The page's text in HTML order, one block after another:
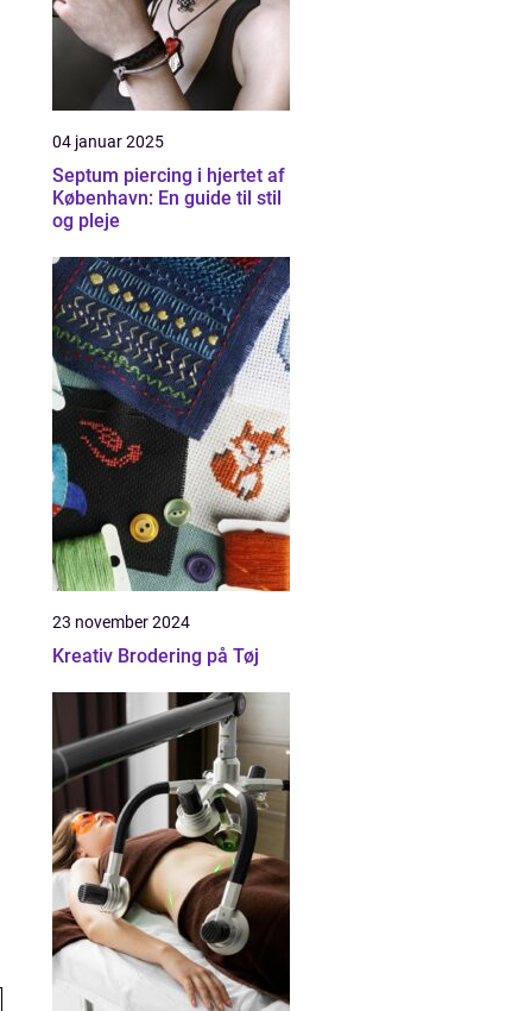
04 januar 2025
Septum piercing i hjertet af
København: En guide til stil
og pleje
23 november 2024
Kreativ Brodering på Tøj